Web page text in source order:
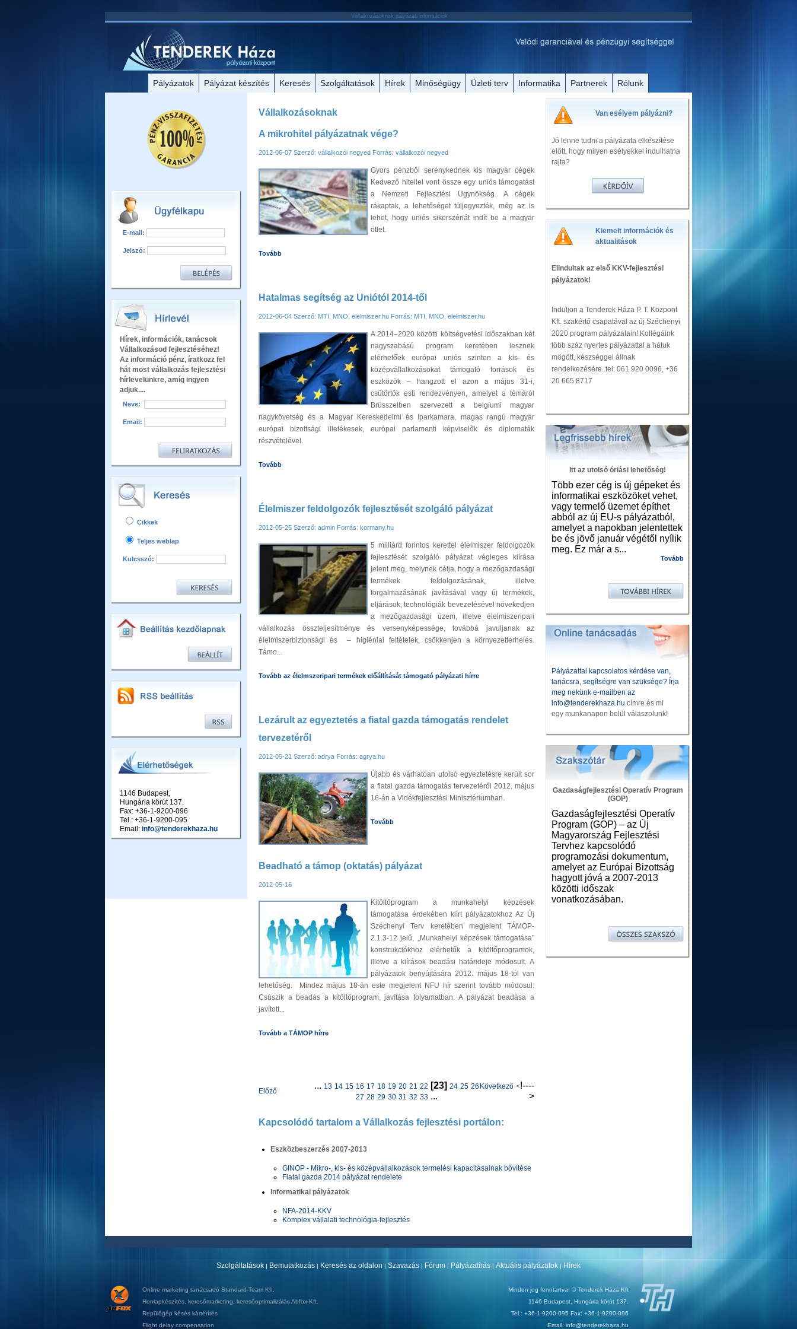
Vállalkozásoknak pályázati információk
Pályázatok Pályázat készítés Keresés Szolgáltatások Hírek Minőségügy Üzleti terv Informatika Partnerek Rólunk
E-mail:
Jelszó:
Hírek, információk, tanácsok
Vállalkozásod fejlesztéséhez!
Az információ pénz, íratkozz fel
hát most vállalkozás fejlesztési
hírlevelünkre, amíg ingyen
adjuk....
Neve:
Email:
Cikkek
Teljes weblap
Kulcsszó:
1146 Budapest,
Hungária körút 137.
Fax: +36-1-9200-096
Tel.: +36-1-9200-095
Email: info@tenderekhaza.hu
Vállalkozásoknak
A mikrohitel pályázatnak vége?
2012-06-07 Szerző: vállalkozói negyed Forrás: vállalkozói negyed
Gyors pénzből serénykednek kis magyar cégek
Kedvező hitellel vont össze egy uniós támogatást
a Nemzeti Fejlesztési Ügynökség. A cégek
rákaptak, a lehetőséget túljegyezték, még az is
lehet, hogy uniós sikerszériát indít be a magyar
ötlet.
Tovább
Hatalmas segítség az Uniótól 2014-től
2012-06-04 Szerző: MTI, MNO, elelmiszer.hu Forrás: MTI, MNO, elelmiszer.hu
A 2014–2020 közötti költségvetési időszakban két
nagyszabású program keretében lesznek
elérhetőek európai uniós szinten a kis- és
középvállalkozásokat támogató források és
eszközök – hangzott el azon a május 31-i,
csütörtök esti rendezvényen, amelyet a témáról
Brüsszelben szervezett a belgiumi magyar
nagykövetség és a Magyar Kereskedelmi és Iparkamara, magas rangú magyar
európai bizottsági illetékesek, európai parlamenti képviselők és diplomaták
részvételével.
Tovább
Élelmiszer feldolgozók fejlesztését szolgáló pályázat
2012-05-25 Szerző: admin Forrás: kormany.hu
5 milliárd forintos kerettel élelmiszer feldolgozók
fejlesztését szolgáló pályázat végleges kiírása
jelent meg, melynek célja, hogy a mezőgazdasági
termékek feldolgozásának, illetve
forgalmazásának javításával vagy új termékek,
eljárások, technológiák bevezetésével növekedjen
a mezőgazdasági üzem, illetve élelmiszeripari
vállalkozás összteljesítménye és versenyképessége, továbbá javuljanak az
élelmiszerbiztonsági és – higiéniai feltételek, csökkenjen a környezetterhelés.
Támo...
Tovább az élelmszeripari termékek előállítását támogató pályázati hírre
Lezárult az egyeztetés a fiatal gazda támogatás rendelet
tervezetéről
2012-05-21 Szerző: adrya Forrás: agrya.hu
Újabb és várhatóan utolsó egyeztetésre került sor
a fiatal gazda támogatás tervezetéről 2012. május
16-án a Vidékfejlesztési Minisztériumban.
Tovább
Beadható a támop (oktatás) pályázat
2012-05-16
Kitöltőprogram a munkahelyi képzések
támogatása érdekében kiírt pályázatokhoz Az Új
Széchenyi Terv keretében megjelent TÁMOP-
2.1.3-12 jelű, „Munkahelyi képzések támogatása”
konstrukciókhoz elérhetők a kitöltőprogramok,
illetve a kiírások beadási határideje módosult. A
pályázatok benyújtására 2012. május 18-tól van
lehetőség. Mindez május 18-án este megjelent NFU hír szerint tovább módosul:
Csúszik a beadás a kitöltőprogram, javítása folyamatban. A pályázat beadása a
javított...
Tovább a TÁMOP hírre
Előző
... 13 14 15 16 17 18 19 20 21 22 [23] 24 25 26
27 28 29 30 31 32 33...
Következő <!----
>
Kapcsolódó tartalom a Vállalkozás fejlesztési portálon:
Eszközbeszerzés 2007-2013
GINOP - Mikro-, kis- és középvállalkozások termelési kapacitásainak bővítése
Fiatal gazda 2014 pályázat rendelete
Informatikai pályázatok
NFA-2014-KKV
Komplex vállalati technológia-fejlesztés
Van esélyem pályázni?
Jó lenne tudni a pályázata elkészítése
előtt, hogy milyen esélyekkel indulhatna
rajta?
Kiemelt információk és
aktualitások
Elindultak az első KKV-fejlesztési
pályázatok!
Induljon a Tenderek Háza P. T. Központ
Kft. szakértő csapatával az új Széchenyi
2020 program pályázatain! Kollégáink
több száz nyertes pályázattal a hátuk
mögött, készséggel állnak
rendelkezésére. tel: 061 920 0096, +36
20 665 8717
Itt az utolsó óriási lehetőség!
Több ezer cég is új gépeket és
informatikai eszközöket vehet,
vagy termelő üzemet építhet
abból az új EU-s pályázatból,
amelyet a napokban jelentettek
be és jövő január végétől nyílik
meg. Ez már a s...
Tovább
Pályázattal kapcsolatos kérdése van,
tanácsra, segítségre van szüksége? Írja
meg nekünk e-mailben az
info@tenderekhaza.hu címre és mi
egy munkanapon belül válaszolunk!
Gazdaságfejlesztési Operatív Program
(GOP)
Gazdaságfejlesztési Operatív
Program (GOP) – az Új
Magyarország Fejlesztési
Tervhez kapcsolódó
programozási dokumentum,
amelyet az Európai Bizottság
hagyott jóvá a 2007-2013
közötti időszak
vonatkozásában.
Szolgáltatások | Bemutatkozás | Keresés az oldalon | Szavazás | Fórum | Pályázatírás | Aktuális pályázatok | Hírek
Online marketing tanácsadó Standard-Team Kft.
Honlapkészítés keresőmarketing keresőoptimalizálásAbfox Kft.
Repülőgép késés kártérítés
Flight delay compensation
Minden jog fenntartva! © Tenderek Háza Kft
1146 Budapest, Hungária körút 137.
Tel.: +36-1-9200-095 Fax: +36-1-9200-096
Email: info@tenderekhaza.hu